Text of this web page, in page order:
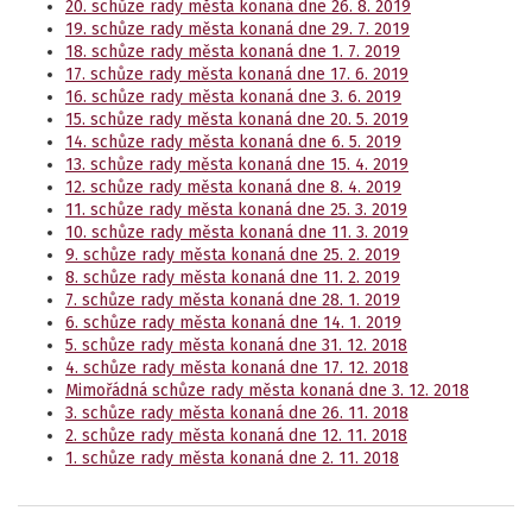
20. schůze rady města konaná dne 26. 8. 2019
19. schůze rady města konaná dne 29. 7. 2019
18. schůze rady města konaná dne 1. 7. 2019
17. schůze rady města konaná dne 17. 6. 2019
16. schůze rady města konaná dne 3. 6. 2019
15. schůze rady města konaná dne 20. 5. 2019
14. schůze rady města konaná dne 6. 5. 2019
13. schůze rady města konaná dne 15. 4. 2019
12. schůze rady města konaná dne 8. 4. 2019
11. schůze rady města konaná dne 25. 3. 2019
10. schůze rady města konaná dne 11. 3. 2019
9. schůze rady města konaná dne 25. 2. 2019
8. schůze rady města konaná dne 11. 2. 2019
7. schůze rady města konaná dne 28. 1. 2019
6. schůze rady města konaná dne 14. 1. 2019
5. schůze rady města konaná dne 31. 12. 2018
4. schůze rady města konaná dne 17. 12. 2018
Mimořádná schůze rady města konaná dne 3. 12. 2018
3. schůze rady města konaná dne 26. 11. 2018
2. schůze rady města konaná dne 12. 11. 2018
1. schůze rady města konaná dne 2. 11. 2018